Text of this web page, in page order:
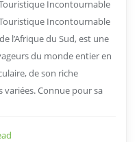
Incontournable
Incontournable
l’Afrique du Sud, est une
du monde entier en
de son riche
Connue pour sa